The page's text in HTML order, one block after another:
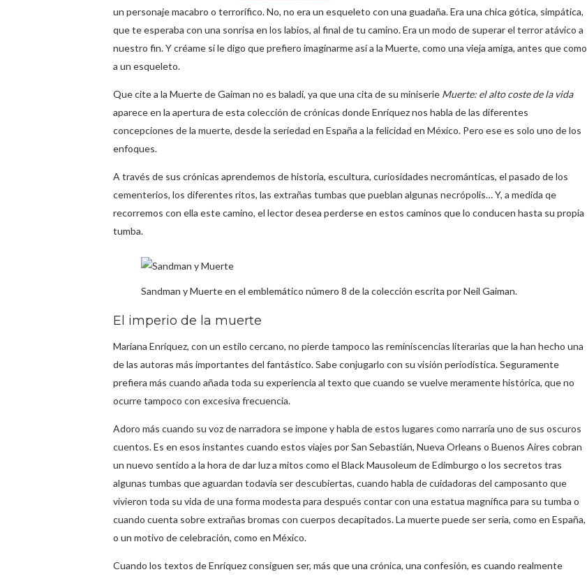
un personaje macabro o terrorífico. No, no era un esqueleto con una guadaña. Era una chica gótica, simpática,
que te esperaba con una sonrisa en los labios, al final de tu camino. Era un modo de superar el terror atávico a
nuestro fin. Y créame si le digo que prefiero imaginarme así a la Muerte, como una vieja amiga, antes que como
a un esqueleto.
Que cite a la Muerte de Gaiman no es baladí, ya que una cita de su miniserie Muerte: el alto coste de la vida
aparece en la apertura de esta colección de crónicas donde Enríquez nos habla de las diferentes
concepciones de la muerte, desde la seriedad en España a la felicidad en México. Pero ese es solo uno de los
enfoques.
A través de sus crónicas aprendemos de historia, escultura, curiosidades necrománticas, el pasado de los
cementerios, los diferentes ritos, las extrañas tumbas que pueblan algunas necrópolis… Y, a medida qe
recorremos con ella este camino, el lector desea perderse en estos caminos que lo conducen hasta su propia
tumba.
Sandman y Muerte en el emblemático número 8 de la colección escrita por Neil Gaiman.
El imperio de la muerte
Mariana Enríquez, con un estilo cercano, no pierde tampoco las reminiscencias literarias que la han hecho una
de las autoras más importantes del fantástico. Sabe conjugarlo con su visión periodística. Seguramente
prefiera más cuando añada toda su experiencia al texto que cuando se vuelve meramente histórica, que no
ocurre tampoco con excesiva frecuencia.
Adoro más cuando su voz de narradora se impone y habla de estos lugares como narraría uno de sus oscuros
cuentos. Es en esos instantes cuando estos viajes por San Sebastián, Nueva Orleans o Buenos Aires cobran
un nuevo sentido a la hora de dar luz a mitos como el Black Mausoleum de Edimburgo o los secretos tras
algunas tumbas que aguardan todavía ser descubiertas, cuando habla de cuidadoras del camposanto que
vivieron toda su vida de una forma modesta para después contar con una estatua magnífica para su tumba o
cuando cuenta sobre extrañas bromas con cuerpos decapitados. La muerte puede ser seria, como en España,
o un motivo de celebración, como en México.
Cuando los textos de Enríquez consiguen ser, más que una crónica, una confesión, es cuando realmente